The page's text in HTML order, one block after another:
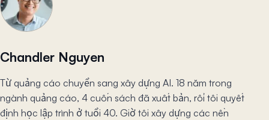
Chandler Nguyen
Từ quảng cáo chuyển sang xây dựng AI. 18 năm trong
ngành quảng cáo, 4 cuốn sách đã xuất bản, rồi tôi quyết
định học lập trình ở tuổi 40. Giờ tôi xây dựng các nền